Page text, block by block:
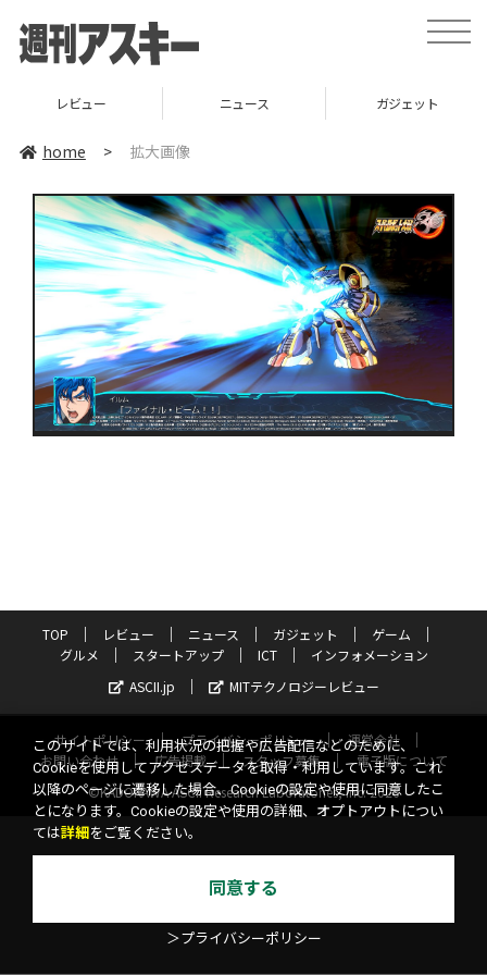
toggle
レビュー ニュース ガジェット
home > 拡大画像
TOP レビュー ニュース ガジェット
ゲーム
グルメ
スタートアップ ICT
インフォメーション
ASCII.jp
MITテクノロジーレビュー
サイトポリシー プライバシーポリシー
運営会社
お問い合わせ
広告掲載 スタッフ募集
電子版について
©KADOKAWA ASCII Research Laboratories, Inc. 2026
このサイトでは、利用状況の把握や広告配信などのために、
Cookieを使用してアクセスデータを取得・利用しています。これ
以降のページに遷移した場合、Cookieの設定や使用に同意したこ
とになります。Cookieの設定や使用の詳細、オプトアウトについ
ては詳細 をご覧ください。
同意する
＞プライバシーポリシー